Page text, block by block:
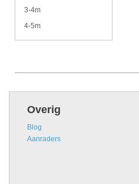
3-4m
4-5m
Overig
Blog
Aanraders